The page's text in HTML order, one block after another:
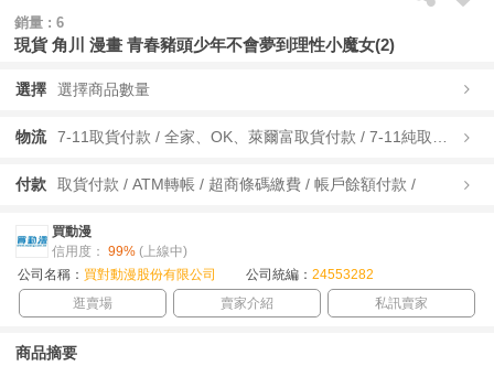
銷量 : 6
現貨 角川 漫畫 青春豬頭少年不會夢到理性小魔女(2)
選擇 選擇商品數量
物流
付款 取貨付款 / ATM轉帳 / 超商條碼繳費 / 帳戶餘額付款 /
買動漫
信用度： 99% (上線中)
公司名稱： 買對動漫股份有限公司 公司統編： 24553282
逛賣場
賣家介紹 私訊賣家
商品摘要